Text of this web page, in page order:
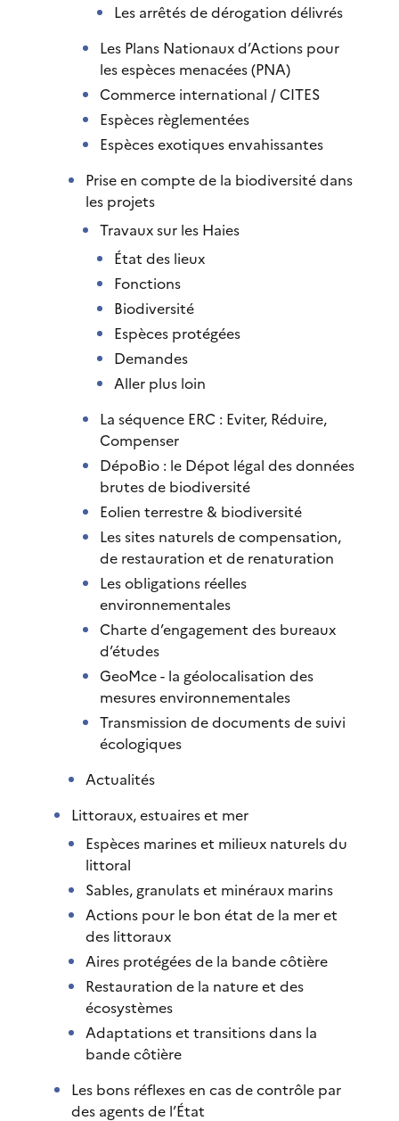
Les arrêtés de dérogation délivrés
Les Plans Nationaux d’Actions pour
les espèces menacées (PNA)
Commerce international / CITES
Espèces règlementées
Espèces exotiques envahissantes
Prise en compte de la biodiversité dans
les projets
Travaux sur les Haies
État des lieux
Fonctions
Biodiversité
Espèces protégées
Demandes
Aller plus loin
La séquence ERC : Eviter, Réduire,
Compenser
DépoBio : le Dépot légal des données
brutes de biodiversité
Eolien terrestre & biodiversité
Les sites naturels de compensation,
de restauration et de renaturation
Les obligations réelles
environnementales
Charte d’engagement des bureaux
d’études
GeoMce - la géolocalisation des
mesures environnementales
Transmission de documents de suivi
écologiques
Actualités
Littoraux, estuaires et mer
Espèces marines et milieux naturels du
littoral
Sables, granulats et minéraux marins
Actions pour le bon état de la mer et
des littoraux
Aires protégées de la bande côtière
Restauration de la nature et des
écosystèmes
Adaptations et transitions dans la
bande côtière
Les bons réflexes en cas de contrôle par
des agents de l’État